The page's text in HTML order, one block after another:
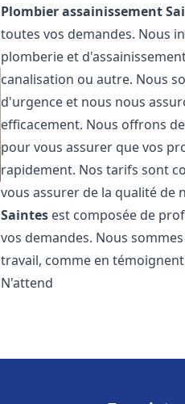
Plombier assainissement
toutes vos demandes. Nous
plomberie et
canalisation ou autre. Nous
d'urgence et nous nous
efficacement. Nous offrons
pour vous assurer que vos
rapidement. Nos tarifs sont
vous assurer de la qualité de
Saintes est composée de
vos demandes. Nous
travail, comme en
N'attend